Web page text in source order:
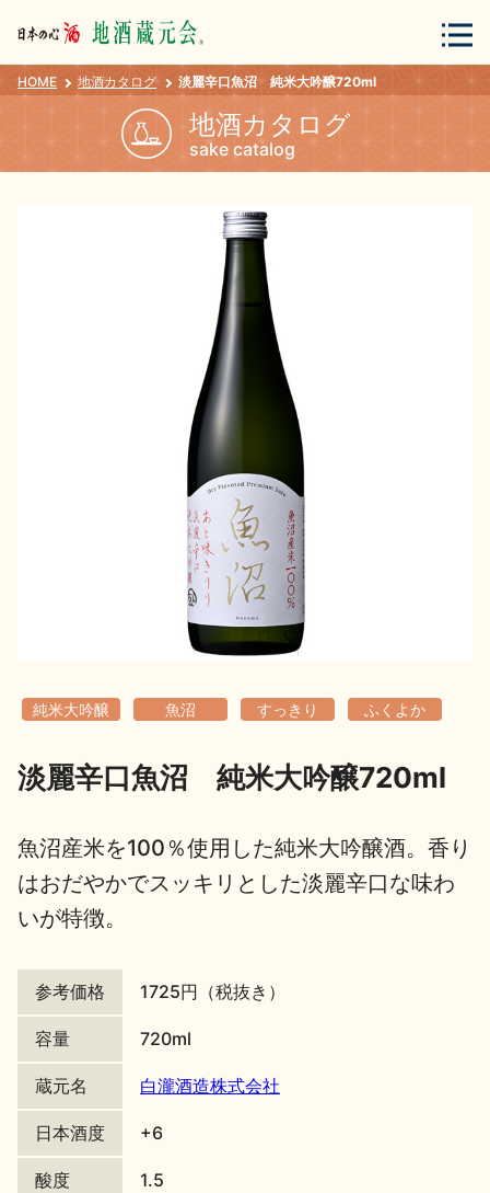
会員登録 ログイン
地酒カタログ
地酒解体新書
お楽しみコンテンツ
歳時記 地酒蔵元会検定
地酒川柳
HOME 地酒カタログ 淡麗辛口魚沼 純米大吟醸720ml
地酒カタログ
sake catalog
純米大吟醸 魚沼 すっきり ふくよか
淡麗辛口魚沼 純米大吟醸720ml
魚沼産米を100％使用した純米大吟醸酒。香り
はおだやかでスッキリとした淡麗辛口な味わ
いが特徴。
参考価格 1725円（税抜き）
容量 720ml
蔵元名 白瀧酒造株式会社
日本酒度 +6
酸度 1.5